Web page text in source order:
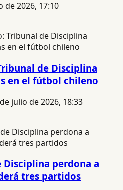
de 2026, 17:10
de Disciplina
en el fútbol chileno
julio de 2026, 18:33
Disciplina perdona a
tres partidos